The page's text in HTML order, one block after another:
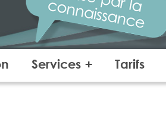
Services + Tarifs